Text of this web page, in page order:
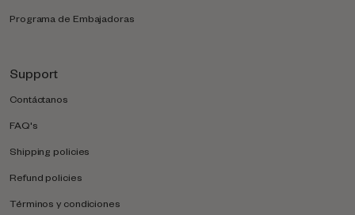
Programa de Embajadoras
Support
Contáctanos
FAQ's
Shipping policies
Refund policies
Términos y condiciones